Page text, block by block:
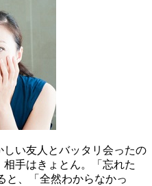
い友人とバッタリ会ったの
手はきょとん。「忘れた
と、「全然わからなかっ